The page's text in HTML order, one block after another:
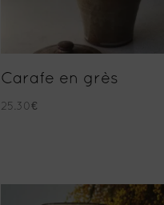
Carafe en grès
25.30€